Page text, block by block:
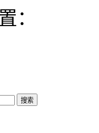
：
搜索